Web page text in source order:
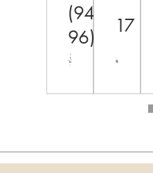
(94-
96)
17